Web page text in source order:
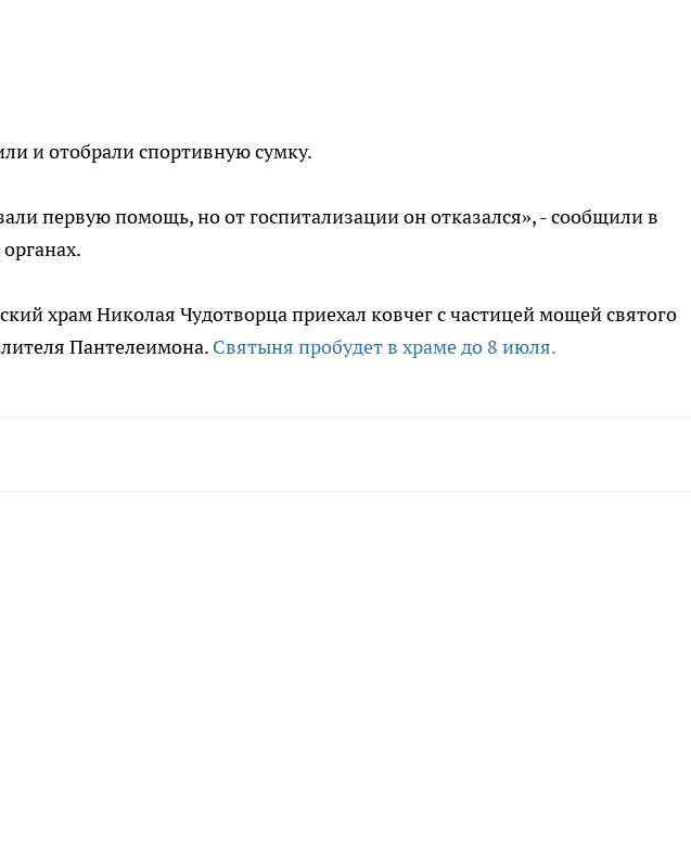
и отобрали спортивную сумку.
первую помощь, но от госпитализации он отказался», - сообщили в
храм Николая Чудотворца приехал ковчег с частицей мощей святого
Пантелеимона. Святыня пробудет в храме до 8 июля.